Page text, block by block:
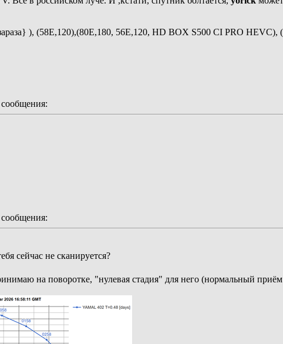
), (58E,120),(80Е,180, 56E,120, HD BOX S500 CI PRO HEVC),
сообщения:
сообщения:
сейчас не сканируется?
на поворотке, "нулевая стадия" для него (нормальный